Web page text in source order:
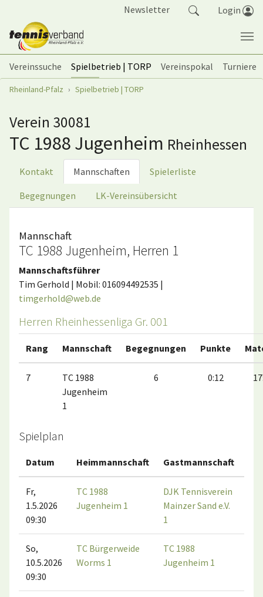
Newsletter Login
Vereinssuche Spielbetrieb | TORP Vereinspokal
Turniere
Sie sind hier:
Rheinland-Pfalz Spielbetrieb | TORP
Verein 30081
TC 1988 Jugenheim Rheinhessen
Kontakt Mannschaften Spielerliste
Begegnungen LK-Vereinsübersicht
Mannschaft
TC 1988 Jugenheim, Herren 1
Mannschaftsführer
Tim Gerhold | Mobil: 016094492535 |
timgerhold@web.de
Herren Rheinhessenliga Gr. 001
Rang Mannschaft Begegnungen Punkte
7
TC 1988
Jugenheim
1
6 0:12
Spielplan
Datum Heimmannschaft Gastmannschaft
Fr,
1.5.2026
09:30
TC 1988
Jugenheim 1
DJK Tennisverein
Mainzer Sand e.V.
1
So,
10.5.2026
09:30
TC Bürgerweide
Worms 1
TC 1988
Jugenheim 1